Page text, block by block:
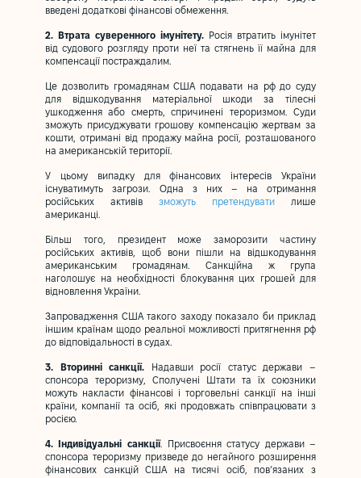
введені додаткові фінансові обмеження.
2. Втрата суверенного імунітету. Росія втратить імунітет
від судового розгляду проти неї та стягнень її майна для
компенсації постраждалим.
Це дозволить громадянам США подавати на рф до суду
для відшкодування матеріальної шкоди за тілесні
ушкодження або смерть, спричинені тероризмом. Суди
зможуть присуджувати грошову компенсацію жертвам за
кошти, отримані від продажу майна росії, розташованого
на американській території.
У цьому випадку для фінансових інтересів України
існуватимуть загрози. Одна з них – на отримання
російських активів зможуть претендувати лише
американці.
Більш того, президент може заморозити частину
російських активів, щоб вони пішли на відшкодування
американським громадянам. Санкційна ж група
наголошує на необхідності блокування цих грошей для
відновлення України.
Запровадження США такого заходу показало би приклад
іншим країнам щодо реальної можливості притягнення рф
до відповідальності в судах.
3. Вторинні санкції. Надавши росії статус держави –
спонсора тероризму, Сполучені Штати та їх союзники
можуть накласти фінансові і торговельні санкції на інші
країни, компанії та осіб, які продовжать співпрацювати з
росією.
4. Індивідуальні санкції. Присвоєння статусу держави –
спонсора тероризму призведе до негайного розширення
фінансових санкцій США на тисячі осіб, пов’язаних з